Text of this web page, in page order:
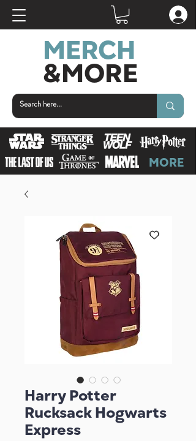
MERCH
&MORE
MORE
Harry Potter
Rucksack Hogwarts
Express